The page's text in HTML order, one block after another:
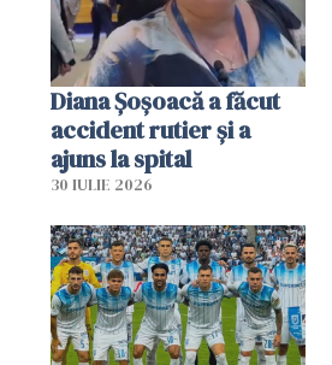
Diana Șoșoacă a făcut
accident rutier și a
ajuns la spital
30 IULIE 2026